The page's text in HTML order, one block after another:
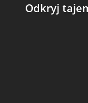
Odkryj